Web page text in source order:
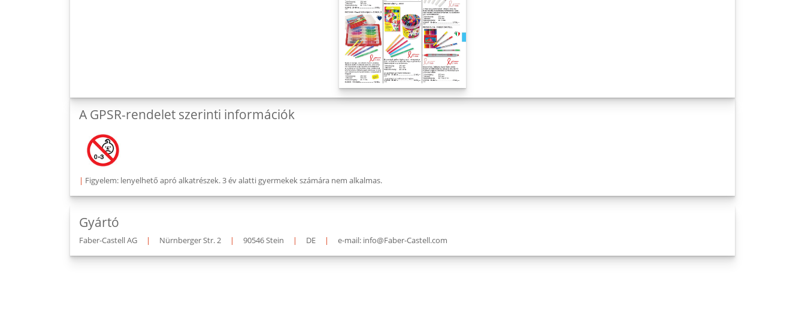
A GPSR-rendelet szerinti információk
| Figyelem: lenyelhető apró alkatrészek. 3 év alatti gyermekek számára nem alkalmas.
Gyártó
Faber-Castell AG | Nürnberger Str. 2 | 90546 Stein | DE | e-mail: info@Faber-Castell.com